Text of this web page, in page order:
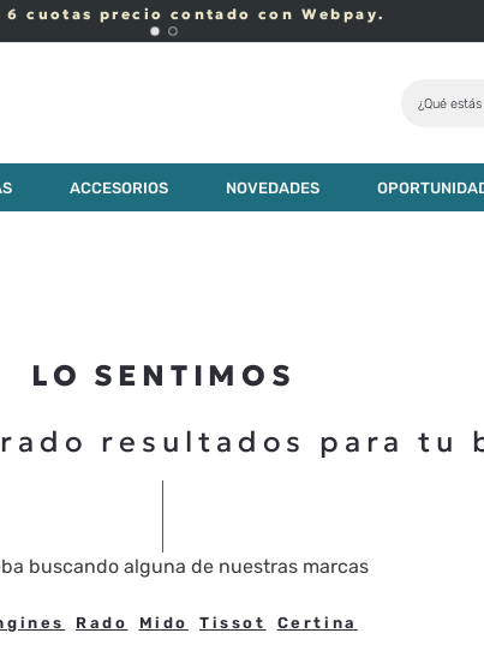
6 cuotas precio contado con Webpay.
¿Qué
ACCESORIOS NOVEDADES
LO SENTIMOS
resultados para tu
buscando alguna de nuestras marcas
Rado Mido Tissot Certina